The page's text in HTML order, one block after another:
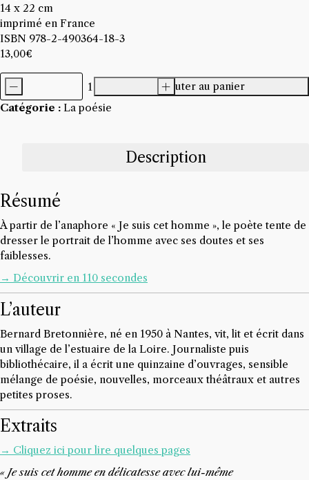
14 x 22 cm
imprimé en France
ISBN 978-2-490364-18-3
13,00€
quantité
de
suprême,
Bretonnière
- +
Ajouter au panier
Catégorie : La poésie
Description
Résumé
À partir de l’anaphore « Je suis cet homme », le poète tente de
dresser le portrait de l’homme avec ses doutes et ses
faiblesses.
→ Découvrir en 110 secondes
L’auteur
Bernard Bretonnière, né en 1950 à Nantes, vit, lit et écrit dans
un village de l’estuaire de la Loire. Journaliste puis
bibliothécaire, il a écrit une quinzaine d’ouvrages, sensible
mélange de poésie, nouvelles, morceaux théâtraux et autres
petites proses.
Extraits
→ Cliquez ici pour lire quelques pages
« Je suis cet homme en délicatesse avec lui-même